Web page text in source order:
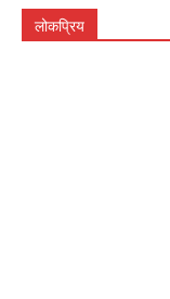
लोकप्रिय